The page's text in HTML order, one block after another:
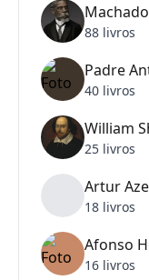
88 livros
Padre
40 livros
William
25 livros
Artur
18 livros
Afonso
16 livros